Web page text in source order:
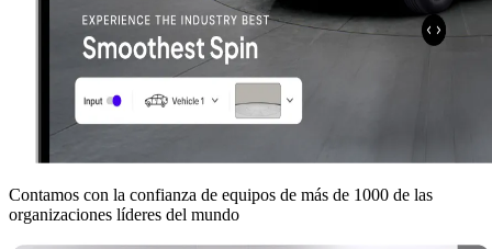
Contamos con la confianza de equipos de más de 1000 de las
organizaciones líderes del mundo